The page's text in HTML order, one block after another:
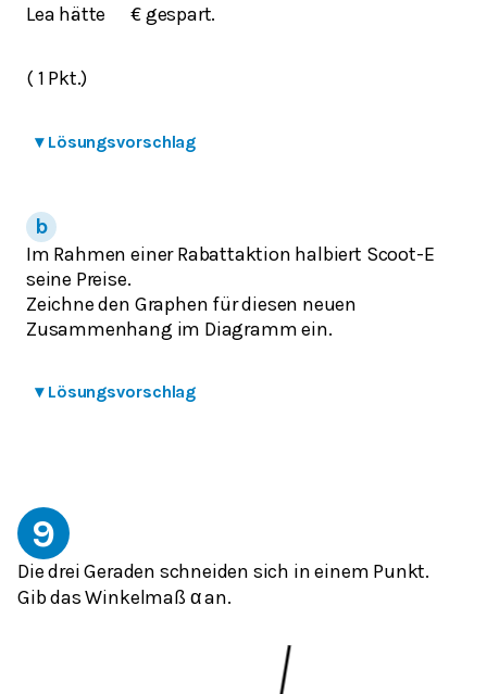
Lea hätte €gespart.
( 1 Pkt.)
▾ Lösungsvorschlag
Im Rahmen einer Rabattaktion halbiert Scoot-E
seine Preise.
Zeichne den Graphen für diesen neuen
Zusammenhang im Diagramm ein.
▾ Lösungsvorschlag
9
Die drei Geraden schneiden sich in einem Punkt.
Gib das Winkelmaß α an.